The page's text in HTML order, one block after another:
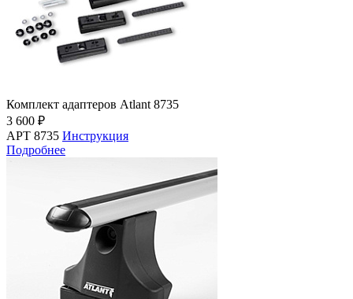
Комплект адаптеров Atlant 8735
3 600 ₽
АРТ 8735 Инструкция
Подробнее